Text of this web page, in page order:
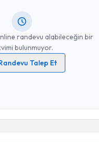
randevu alabileceğin bir
bulunmuyor.
Talep Et
ilişkinAydınlatma Metni